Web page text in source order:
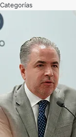
Categorías